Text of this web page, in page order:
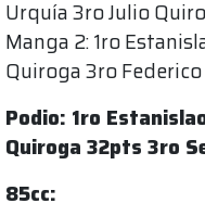
Urquía 3ro Julio
Manga 2: 1ro
Quiroga 3ro
Podio: 1ro
Quiroga 32pts 3ro
85cc: